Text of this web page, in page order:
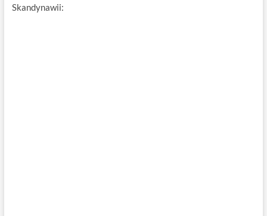
Skandynawii: